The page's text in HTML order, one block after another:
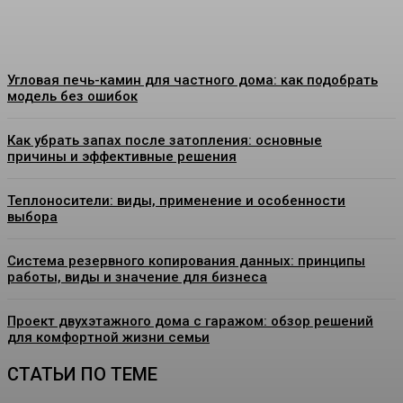
Угловая печь-камин для частного дома: как подобрать
модель без ошибок
Как убрать запах после затопления: основные
причины и эффективные решения
Теплоносители: виды, применение и особенности
выбора
Система резервного копирования данных: принципы
работы, виды и значение для бизнеса
Проект двухэтажного дома с гаражом: обзор решений
для комфортной жизни семьи
СТАТЬИ ПО ТЕМЕ